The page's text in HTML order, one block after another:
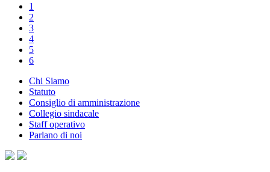
1
2
3
4
5
6
Chi Siamo
Statuto
Consiglio di amministrazione
Collegio sindacale
Staff operativo
Parlano di noi